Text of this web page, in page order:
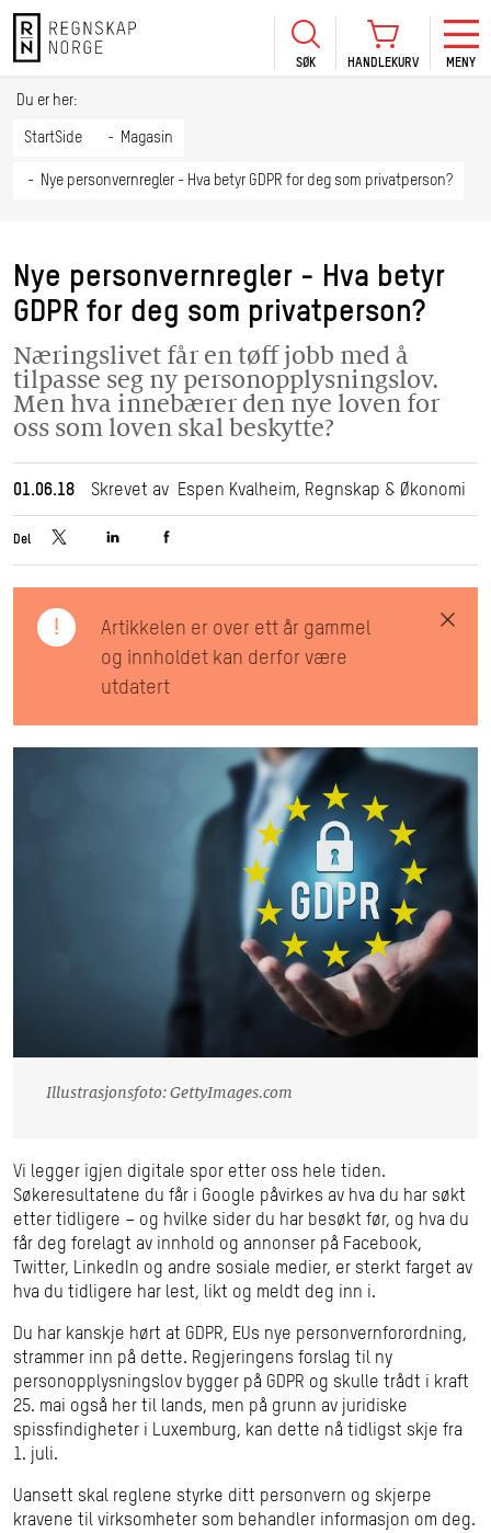
SØK HANDLEKURV MENY
TIL BETALING
Du er her:
StartSide Magasin
Nye personvernregler - Hva betyr GDPR for deg som privatperson?
Nye personvernregler - Hva betyr
GDPR for deg som privatperson?
Næringslivet får en tøff jobb med å
tilpasse seg ny personopplysningslov.
Men hva innebærer den nye loven for
oss som loven skal beskytte?
01.06.18 Skrevet av Espen Kvalheim, Regnskap & Økonomi
Del
!
Artikkelen er over ett år gammel
og innholdet kan derfor være
utdatert
Illustrasjonsfoto: GettyImages.com
Vi legger igjen digitale spor etter oss hele tiden.
Søkeresultatene du får i Google påvirkes av hva du har søkt
etter tidligere – og hvilke sider du har besøkt før, og hva du
får deg forelagt av innhold og annonser på Facebook,
Twitter, LinkedIn og andre sosiale medier, er sterkt farget av
hva du tidligere har lest, likt og meldt deg inn i.
Du har kanskje hørt at GDPR, EUs nye personvernforordning,
strammer inn på dette. Regjeringens forslag til ny
personopplysningslov bygger på GDPR og skulle trådt i kraft
25. mai også her til lands, men på grunn av juridiske
spissfindigheter i Luxemburg, kan dette nå tidligst skje fra
1. juli.
Uansett skal reglene styrke ditt personvern og skjerpe
kravene til virksomheter som behandler informasjon om deg.